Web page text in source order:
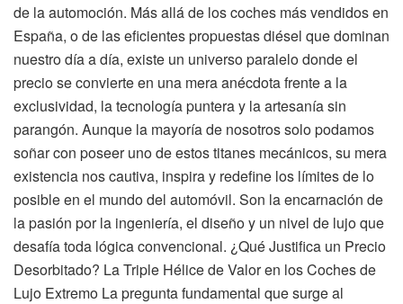
de la automoción. Más allá de los coches más vendidos en
España, o de las eficientes propuestas diésel que dominan
nuestro día a día, existe un universo paralelo donde el
precio se convierte en una mera anécdota frente a la
exclusividad, la tecnología puntera y la artesanía sin
parangón. Aunque la mayoría de nosotros solo podamos
soñar con poseer uno de estos titanes mecánicos, su mera
existencia nos cautiva, inspira y redefine los límites de lo
posible en el mundo del automóvil. Son la encarnación de
la pasión por la ingeniería, el diseño y un nivel de lujo que
desafía toda lógica convencional. ¿Qué Justifica un Precio
Desorbitado? La Triple Hélice de Valor en los Coches de
Lujo Extremo La pregunta fundamental que surge al